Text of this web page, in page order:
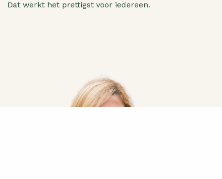
Dat werkt het prettigst voor iedereen.